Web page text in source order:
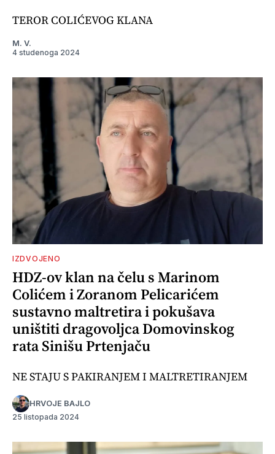
TEROR COLIĆEVOG KLANA
M. V.
4 studenoga 2024
IZDVOJENO
HDZ-ov klan na čelu s Marinom
Colićem i Zoranom Pelicarićem
sustavno maltretira i pokušava
uništiti dragovoljca Domovinskog
rata Sinišu Prtenjaču
NE STAJU S PAKIRANJEM I MALTRETIRANJEM
HRVOJE BAJLO
25 listopada 2024